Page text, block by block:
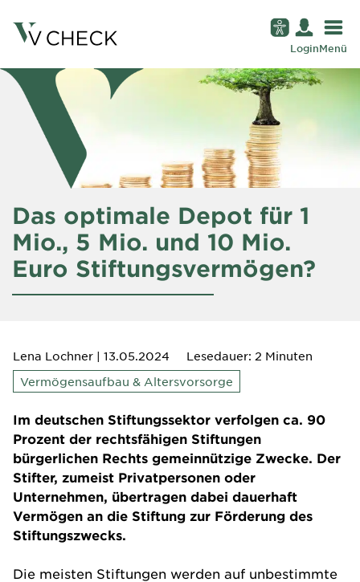
LoginMenü
Das optimale Depot für 1
Mio., 5 Mio. und 10 Mio.
Euro Stiftungsvermögen?
Lena Lochner | 13.05.2024
Lesedauer: 2 Minuten
Vermögensaufbau & Altersvorsorge
Im deutschen Stiftungssektor verfolgen ca. 90
Prozent der rechtsfähigen Stiftungen
bürgerlichen Rechts gemeinnützige Zwecke. Der
Stifter, zumeist Privatpersonen oder
Unternehmen, übertragen dabei dauerhaft
Vermögen an die Stiftung zur Förderung des
Stiftungszwecks.
Die meisten Stiftungen werden auf unbestimmte